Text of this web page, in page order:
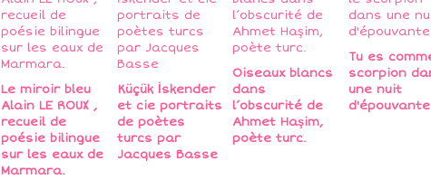
Le miroir bleu
Alain LE ROUX ,
recueil de
poésie bilingue
sur les eaux de
Marmara.
Küçük İskender
et cie portraits
de poètes
turcs par
Jacques Basse
Oiseaux blancs
dans
l’obscurité de
Ahmet Haşim,
poète turc.
Tu es
scorpion
une nuit